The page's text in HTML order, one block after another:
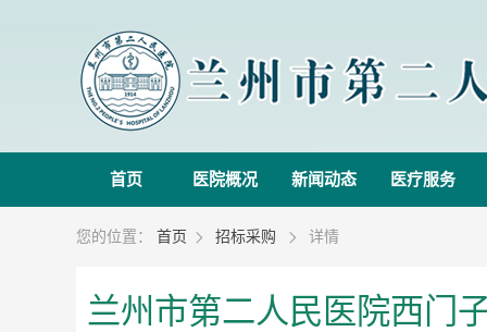
首页 医院概况 新闻动态 医疗服务
您的位置： 首页  招标采购  详情
兰州市第二人民医院西门